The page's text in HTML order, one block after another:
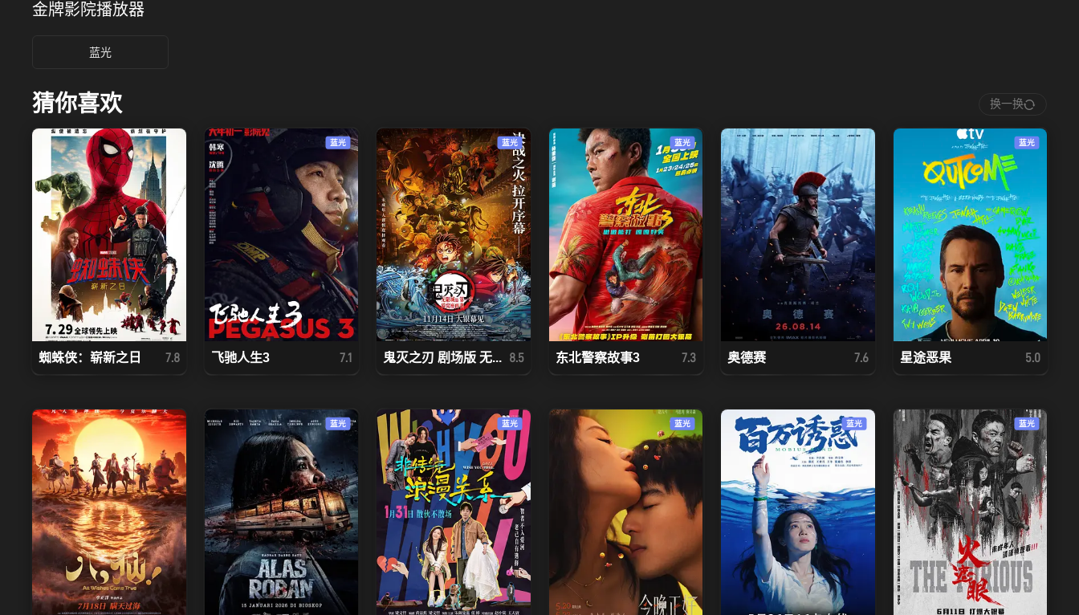
金牌影院播放器
蓝光
猜你喜欢 换一换
蜘蛛侠：崭新之日 7.8
蓝光
飞驰人生3 7.1
蓝光
鬼灭之刃 剧场版 无... 8.5
蓝光
东北警察故事3 7.3 奥德赛 7.6
蓝光
星途恶果 5.0
蓝光 蓝光 蓝光 蓝光 蓝光